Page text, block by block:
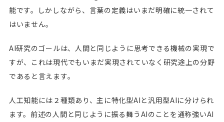
能です。しかしながら、言葉の定義はいまだ明確に統一されて
はいません。
AI研究のゴールは、人間と同じように思考できる機械の実現で
すが、これは現代でもいまだ実現されていなく研究途上の分野
であると言えます。
人工知能には２種類あり、主に特化型AIと汎用型AIに分けられ
ます。前述の人間と同じように振る舞うAIのことを通称強いAI